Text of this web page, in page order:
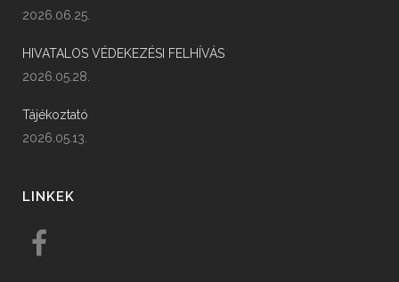
2026.06.25.
HIVATALOS VÉDEKEZÉSI FELHÍVÁS
2026.05.28.
Tájékoztató
2026.05.13.
LINKEK